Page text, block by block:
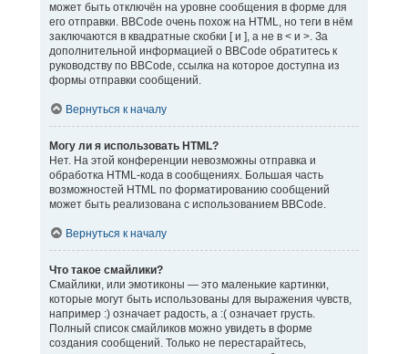
может быть отключён на уровне сообщения в форме для
его отправки. BBCode очень похож на HTML, но теги в нём
заключаются в квадратные скобки [ и ], а не в < и >. За
дополнительной информацией о BBCode обратитесь к
руководству по BBCode, ссылка на которое доступна из
формы отправки сообщений.
Вернуться к началу
Могу ли я использовать HTML?
Нет. На этой конференции невозможны отправка и
обработка HTML-кода в сообщениях. Большая часть
возможностей HTML по форматированию сообщений
может быть реализована с использованием BBCode.
Вернуться к началу
Что такое смайлики?
Смайлики, или эмотиконы — это маленькие картинки,
которые могут быть использованы для выражения чувств,
например :) означает радость, а :( означает грусть.
Полный список смайликов можно увидеть в форме
создания сообщений. Только не перестарайтесь,